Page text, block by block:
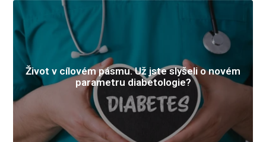
Život v cílovém pásmu. Už jste slyšeli o novém
parametru diabetologie?